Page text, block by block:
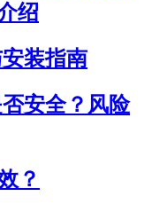
绍
装指南
安全？风险
？